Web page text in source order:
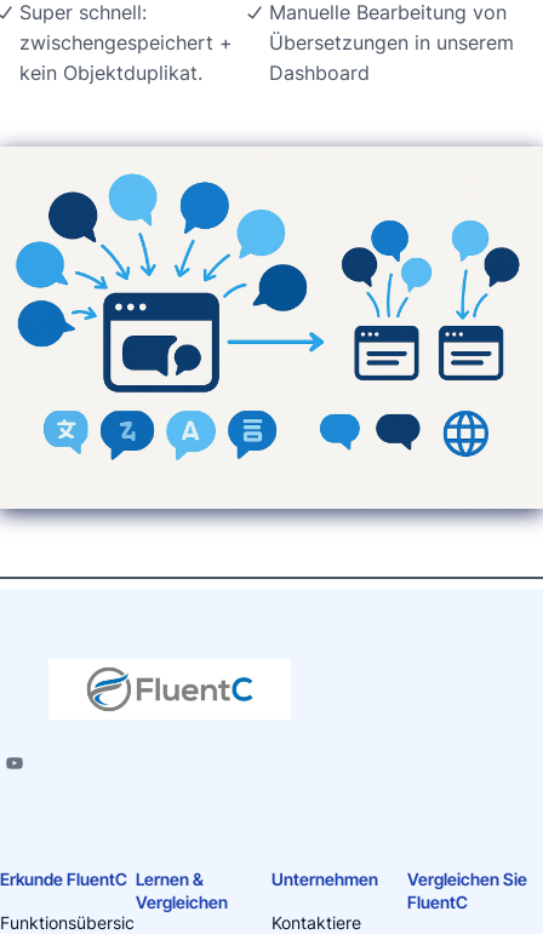
Super schnell:
zwischengespeichert +
kein Objektduplikat.
Manuelle Bearbeitung von
Übersetzungen in unserem
Dashboard
Erkunde FluentC
Funktionsübersic
Lernen &
Vergleichen
Unternehmen
Kontaktiere
Vergleichen Sie
FluentC